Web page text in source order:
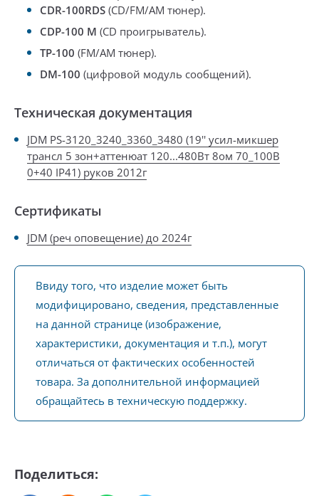
CDR-100RDS (CD/FM/AM тюнер).
CDP-100 М (CD проигрыватель).
TP-100 (FM/AM тюнер).
DM-100 (цифровой модуль сообщений).
Техническая документация
JDM PS-3120_3240_3360_3480 (19'' усил-микшер
трансл 5 зон+аттенюат 120...480Вт 8ом 70_100В
0+40 IP41) руков 2012г
Сертификаты
JDM (реч оповещение) до 2024г
Ввиду того, что изделие может быть
модифицировано, сведения, представленные
на данной странице (изображение,
характеристики, документация и т.п.), могут
отличаться от фактических особенностей
товара. За дополнительной информацией
обращайтесь в техническую поддержку.
Поделиться: